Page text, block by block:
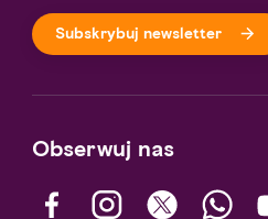
Subskrybuj newsletter
Obserwuj nas